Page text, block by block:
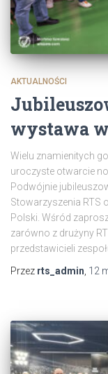
AKTUALNOŚCI
wystawa
Wielu znamienitych
uroczyste otwarcie
Podwójnie
Stowarzyszenia RTS
Polski. Wśród
zarówno z drużyny
przedstawicieli
Przez rts_admin 12